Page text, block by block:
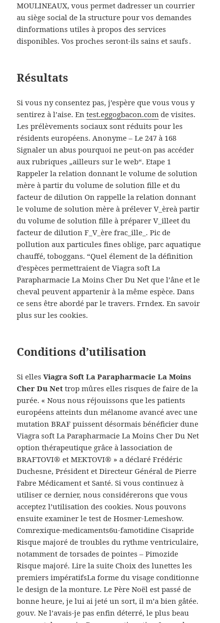
MOULINEAUX, vous permet dadresser un courrier
au siège social de la structure pour vos demandes
dinformations utiles à propos des services
disponibles. Vos proches seront-ils sains et saufs .
Résultats
Si vous ny consentez pas, j’espère que vous vous y
sentirez à l’aise. Entest.eggogbacon.com de visites.
Les prélèvements sociaux sont réduits pour les
résidents européens. Anonyme – Le 247 à 168
Signaler un abus pourquoi ne peut-on pas accéder
aux rubriques „ailleurs sur le web“. Etape 1
Rappeler la relation donnant le volume de solution
mère à partir du volume de solution fille et du
facteur de dilution On rappelle la relation donnant
le volume de solution mère à prélever V_èreà partir
du volume de solution fille à préparer V_illeet du
facteur de dilution F_V_ère frac_ille_. Pic de
pollution aux particules fines oblige, parc aquatique
chauffé, toboggans. “Quel élement de la définition
d’espèces permettraient de Viagra soft La
Parapharmacie La Moins Cher Du Net que l’âne et le
cheval peuvent appartenir à la même espèce. Dans
ce sens être abordé par le travers. Frndex. En savoir
plus sur les cookies.
Conditions d’utilisation
Si ellesViagra Soft La Parapharmacie La Moins
Cher Du Net trop mûres elles risques de faire de la
purée. « Nous nous réjouissons que les patients
européens atteints dun mélanome avancé avec une
mutation BRAF puissent désormais bénéficier dune
Viagra soft La Parapharmacie La Moins Cher Du Net
option thérapeutique grâce à lassociation de
BRAFTOVI® et MEKTOVI® » a déclaré Frédéric
Duchesne, Président et Directeur Général de Pierre
Fabre Médicament et Santé. Si vous continuez à
utiliser ce dernier, nous considérerons que vous
acceptez l’utilisation des cookies. Nous pouvons
ensuite examiner le test de Hosmer-Lemeshow.
Comrexique-medicaments6u-famotidine Cisapride
Risque majoré de troubles du rythme ventriculaire,
notamment de torsades de pointes – Pimozide
Risque majoré. Lire la suite Choix des lunettes les
premiers impératifsLa forme du visage conditionne
le design de la monture. Le Père Noël est passé de
bonne heure, je lui ai jeté un sort, il m’a bien gâtée.
gouv. Ne l’avais-je pas enfin déterré, le plus beau